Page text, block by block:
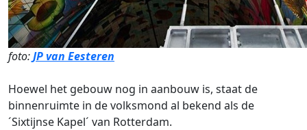
foto:JP van Eesteren
Hoewel het gebouw nog in aanbouw is, staat de
binnenruimte in de volksmond al bekend als de
´Sixtijnse Kapel´ van Rotterdam.